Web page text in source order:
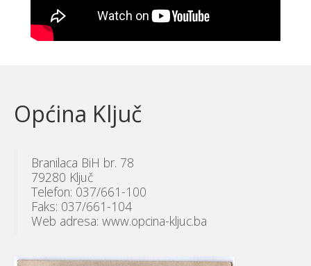
Općina Ključ
Branilaca BiH br. 78
79280 Ključ
Telefon: 037/661-100
Faks: 037/661-104
Web adresa: www.opcina-kljuc.ba